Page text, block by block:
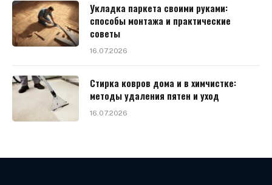
Укладка паркета своими руками:
способы монтажа и практические
советы
16.07.2026
Стирка ковров дома и в химчистке:
методы удаления пятен и уход
16.07.2026